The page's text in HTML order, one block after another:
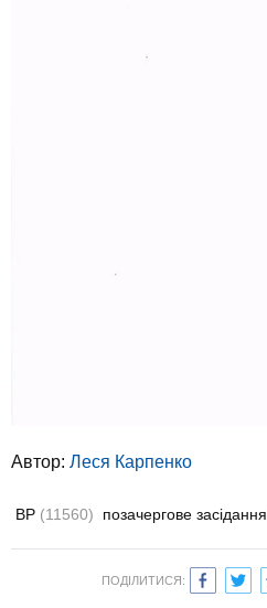
Автор: Леся Карпенко
ВР (11560) позачергове засідання
ПОДІЛИТИСЯ: